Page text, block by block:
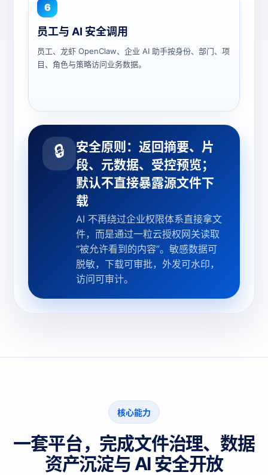
6
员工与 AI 安全调用
员工、龙虾 OpenClaw、企业 AI 助手按身份、部门、项
目、角色与策略访问业务数据。
🔒
安全原则：返回摘要、片
段、元数据、受控预览；
默认不直接暴露源文件下
载
AI 不再绕过企业权限体系直接拿文
件，而是通过一粒云授权网关读取
“被允许看到的内容”。敏感数据可
脱敏，下载可审批，外发可水印，
访问可审计。
核心能力
一套平台，完成文件治理、数据
资产沉淀与 AI 安全开放